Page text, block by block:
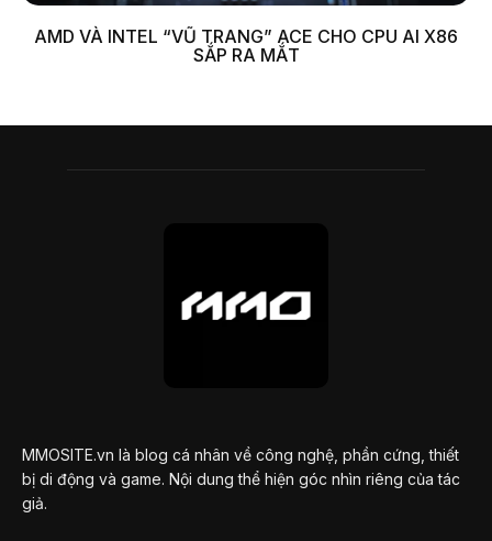
AMD VÀ INTEL “VŨ TRANG” ACE CHO CPU AI X86
SẮP RA MẮT
MMOSITE.vn là blog cá nhân về công nghệ, phần cứng, thiết
bị di động và game. Nội dung thể hiện góc nhìn riêng của tác
giả.